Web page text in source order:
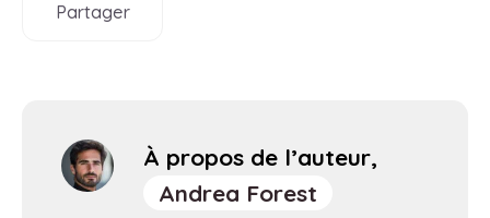
Partager
À propos de l’auteur,
Andrea Forest